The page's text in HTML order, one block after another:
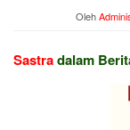
Oleh
Sastradalam